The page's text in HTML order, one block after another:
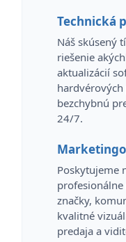
Technická
Náš skúsený
riešenie
aktualizácií
bezchybnú
24/7.
Poskytujeme
značky,
kvalitné
predaja a